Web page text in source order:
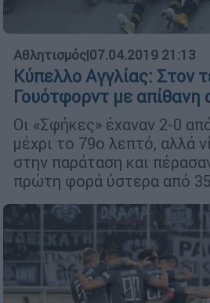
Αθλητισμός|07.04.2019 21:13
Κύπελλο Αγγλίας: Στον
Γουότφορντ με απίθανη
Οι «Σφήκες» έχαναν 2-0
μέχρι το 79ο λεπτό, αλλά
στην παράταση και
πρώτη φορά ύστερα από